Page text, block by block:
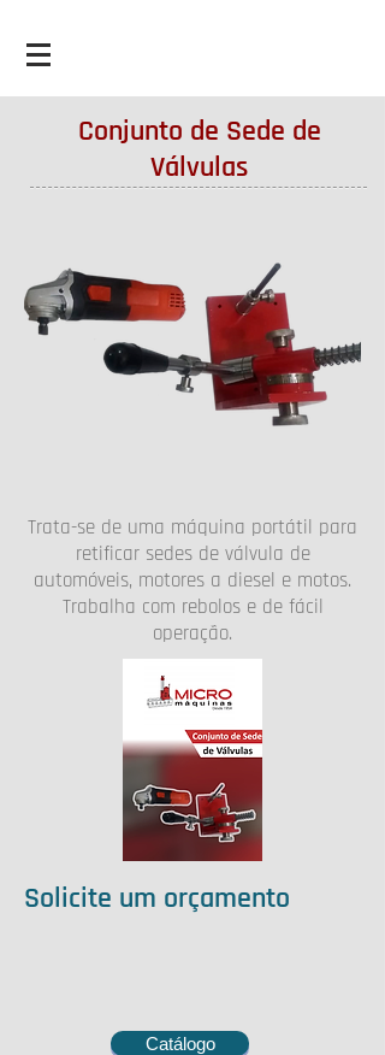
Conjunto de Sede de
Válvulas
Trata-se de uma máquina portátil para
retificar sedes de válvula de
automóveis, motores a diesel e motos.
Trabalha com rebolos e de fácil
operação.
Catálogo
Solicite um orçamento